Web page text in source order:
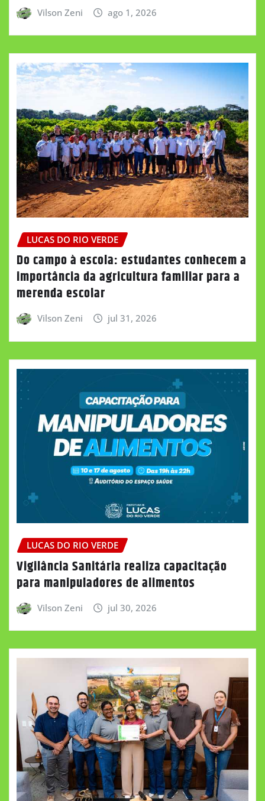
Vilson Zeni ago 1, 2026
LUCAS DO RIO VERDE
Do campo à escola: estudantes conhecem a
importância da agricultura familiar para a
merenda escolar
Vilson Zeni jul 31, 2026
LUCAS DO RIO VERDE
Vigilância Sanitária realiza capacitação
para manipuladores de alimentos
Vilson Zeni jul 30, 2026